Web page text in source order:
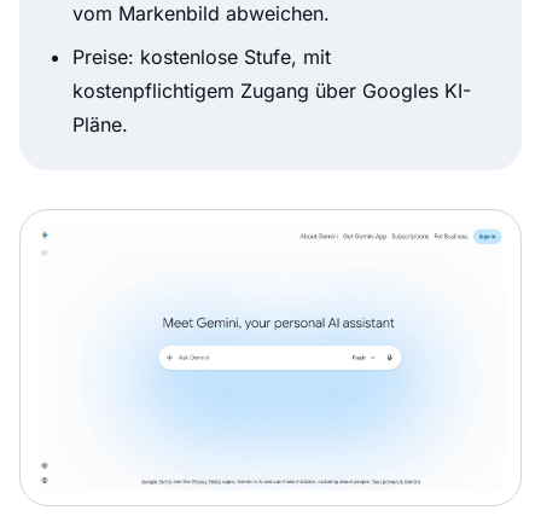
vom Markenbild abweichen.
Preise: kostenlose Stufe, mit
kostenpflichtigem Zugang über Googles KI-
Pläne.